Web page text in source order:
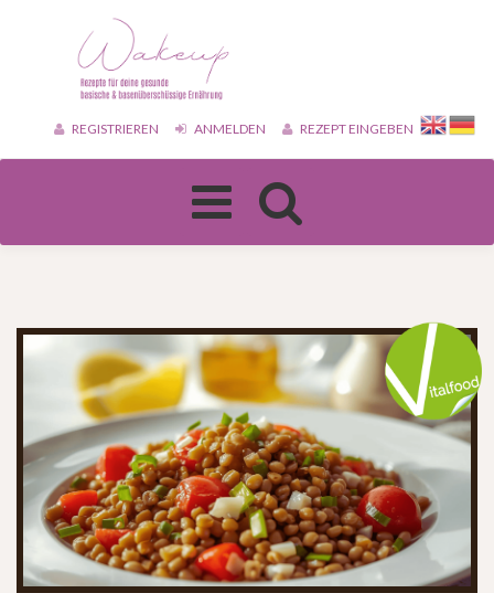
REGISTRIEREN ANMELDEN REZEPT EINGEBEN
Toggle
navigation